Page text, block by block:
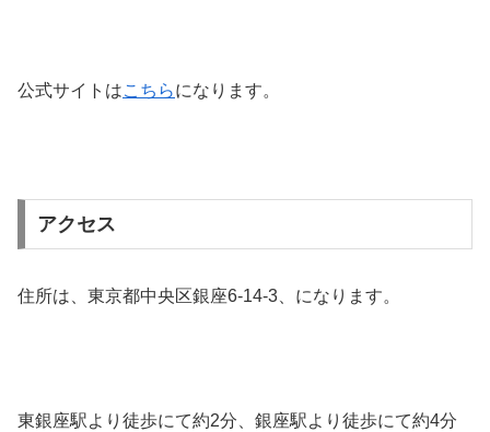
公式サイトはこちらになります。
アクセス
住所は、東京都中央区銀座6-14-3、になります。
東銀座駅より徒歩にて約2分、銀座駅より徒歩にて約4分